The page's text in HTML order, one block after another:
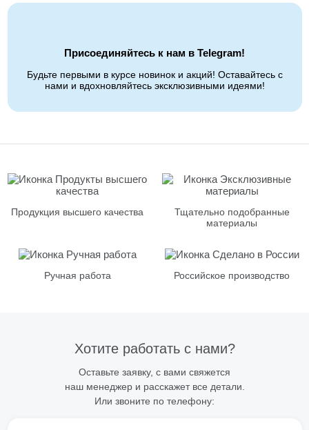
Присоединяйтесь к нам в Telegram!
Будьте первыми в курсе новинок и акций! Оставайтесь с
нами и вдохновляйтесь эксклюзивными идеями!
Продукция высшего качества
Тщательно подобранные
материалы
Ручная работа Российское производство
Хотите работать с нами?
Оставьте заявку, с вами свяжется
наш менеджер и расскажет все детали.
Или звоните по телефону: